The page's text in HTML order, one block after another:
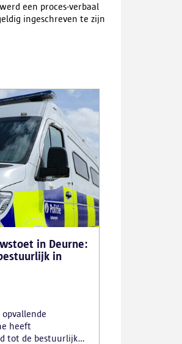
een proces-verbaal
ingeschreven te zijn
in Deurne:
in
heeft
tot de bestuurlijke